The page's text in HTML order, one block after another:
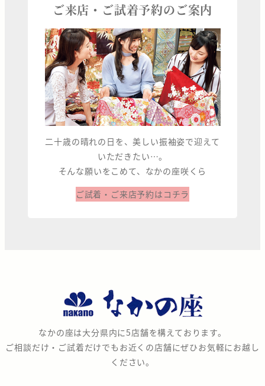
ご来店・ご試着予約のご案内
二十歳の晴れの日を、美しい振袖姿で迎えて
いただきたい…。
そんな願いをこめて、なかの座咲くら
ご試着・ご来店予約はコチラ
座
なかの座は大分県内に5店舗を構えております。
ご相談だけ・ご試着だけでもお近くの店舗にぜひお気軽にお越し
ください。